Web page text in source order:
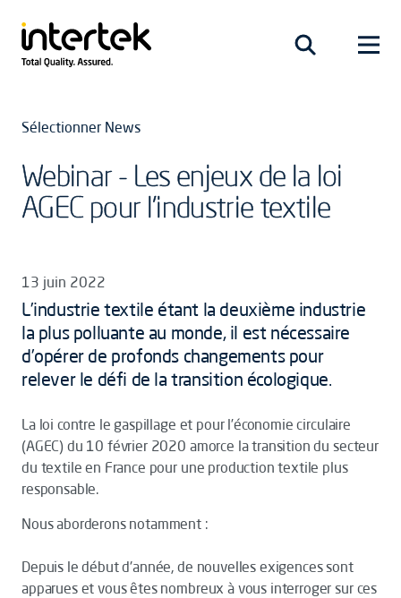
Sélectionner News
Webinar - Les enjeux de la loi
AGEC pour l'industrie textile
13 juin 2022
L’industrie textile étant la deuxième industrie
la plus polluante au monde, il est nécessaire
d’opérer de profonds changements pour
relever le défi de la transition écologique.
La loi contre le gaspillage et pour l’économie circulaire
(AGEC) du 10 février 2020 amorce la transition du secteur
du textile en France pour une production textile plus
responsable.
Nous aborderons notamment :
Depuis le début d'année, de nouvelles exigences sont
apparues et vous êtes nombreux à vous interroger sur ces